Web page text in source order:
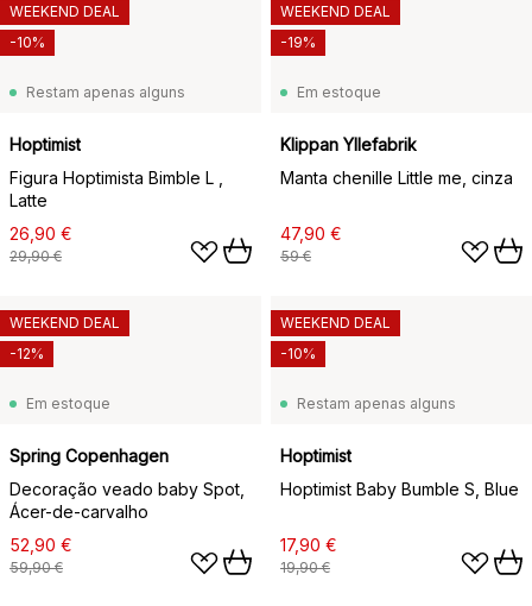
Restam apenas alguns
Hoptimist
Figura Hoptimista Bimble L ,
Latte
26,90 €
29,90 €
WEEKEND DEAL
-10%
Em estoque
Klippan Yllefabrik
Manta chenille Little me, cinza
47,90 €
59 €
WEEKEND DEAL
-19%
Em estoque
Spring Copenhagen
Decoração veado baby Spot,
Ácer-de-carvalho
52,90 €
59,90 €
WEEKEND DEAL
-12%
Restam apenas alguns
Hoptimist
Hoptimist Baby Bumble S, Blue
17,90 €
19,90 €
WEEKEND DEAL
-10%